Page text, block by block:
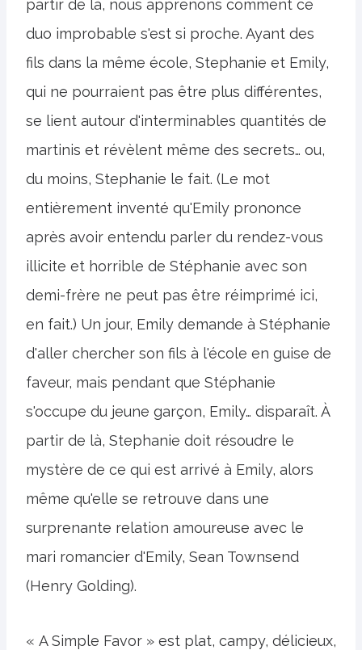
partir de là, nous apprenons comment ce
duo improbable s'est si proche. Ayant des
fils dans la même école, Stephanie et Emily,
qui ne pourraient pas être plus différentes,
se lient autour d'interminables quantités de
martinis et révèlent même des secrets… ou,
du moins, Stephanie le fait. (Le mot
entièrement inventé qu'Emily prononce
après avoir entendu parler du rendez-vous
illicite et horrible de Stéphanie avec son
demi-frère ne peut pas être réimprimé ici,
en fait.) Un jour, Emily demande à Stéphanie
d'aller chercher son fils à l'école en guise de
faveur, mais pendant que Stéphanie
s'occupe du jeune garçon, Emily… disparaît. À
partir de là, Stephanie doit résoudre le
mystère de ce qui est arrivé à Emily, alors
même qu'elle se retrouve dans une
surprenante relation amoureuse avec le
mari romancier d'Emily, Sean Townsend
(Henry Golding).
« A Simple Favor » est plat, campy, délicieux,